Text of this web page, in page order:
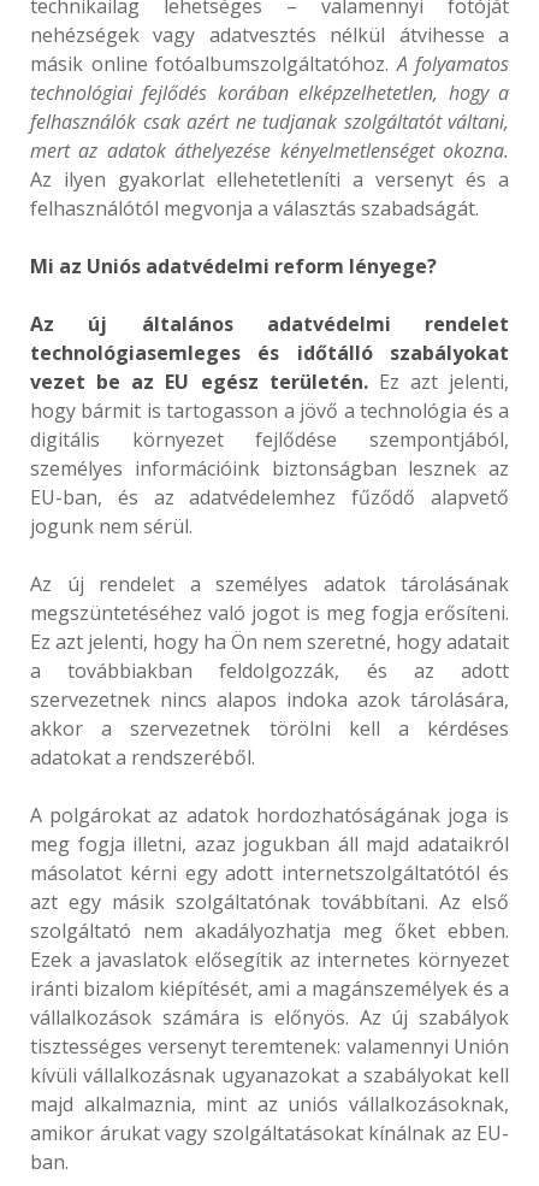
technikailag lehetséges – valamennyi fotóját
nehézségek vagy adatvesztés nélkül átvihesse a
másik online fotóalbumszolgáltatóhoz.A folyamatos
technológiai fejlődés korában elképzelhetetlen, hogy a
felhasználók csak azért ne tudjanak szolgáltatót váltani,
mert az adatok áthelyezése kényelmetlenséget okozna.
Az ilyen gyakorlat ellehetetleníti a versenyt és a
felhasználótól megvonja a választás szabadságát.
Mi az Uniós adatvédelmi reform lényege?
Az új általános adatvédelmi rendelet
technológiasemleges és időtálló szabályokat
vezet be az EU egész területén.Ez azt jelenti,
hogy bármit is tartogasson a jövő a technológia és a
digitális környezet fejlődése szempontjából,
személyes információink biztonságban lesznek az
EU-ban, és az adatvédelemhez fűződő alapvető
jogunk nem sérül.
Az új rendelet a személyes adatok tárolásának
megszüntetéséhez való jogot is meg fogja erősíteni.
Ez azt jelenti, hogy ha Ön nem szeretné, hogy adatait
a továbbiakban feldolgozzák, és az adott
szervezetnek nincs alapos indoka azok tárolására,
akkor a szervezetnek törölni kell a kérdéses
adatokat a rendszeréből.
A polgárokat az adatok hordozhatóságának joga is
meg fogja illetni, azaz jogukban áll majd adataikról
másolatot kérni egy adott internetszolgáltatótól és
azt egy másik szolgáltatónak továbbítani. Az első
szolgáltató nem akadályozhatja meg őket ebben.
Ezek a javaslatok elősegítik az internetes környezet
iránti bizalom kiépítését, ami a magánszemélyek és a
vállalkozások számára is előnyös. Az új szabályok
tisztességes versenyt teremtenek: valamennyi Unión
kívüli vállalkozásnak ugyanazokat a szabályokat kell
majd alkalmaznia, mint az uniós vállalkozásoknak,
amikor árukat vagy szolgáltatásokat kínálnak az EU-
ban.